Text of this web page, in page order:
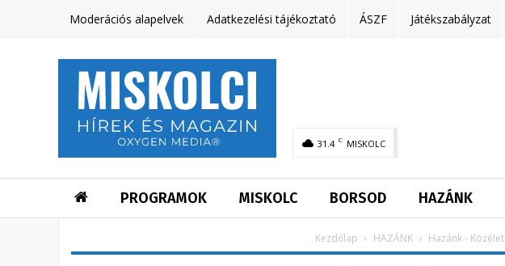
Moderációs alapelvek Adatkezelési tájékoztató ÁSZF Játékszabályzat
31.4 C MISKOLC
PROGRAMOK MISKOLC BORSOD HAZÁNK
Kezdőlap HAZÁNK Hazánk - Közélet